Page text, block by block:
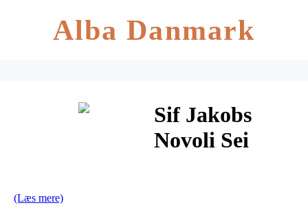
Alba Danmark
Sif Jakobs
Novoli Sei
(Læs mere)